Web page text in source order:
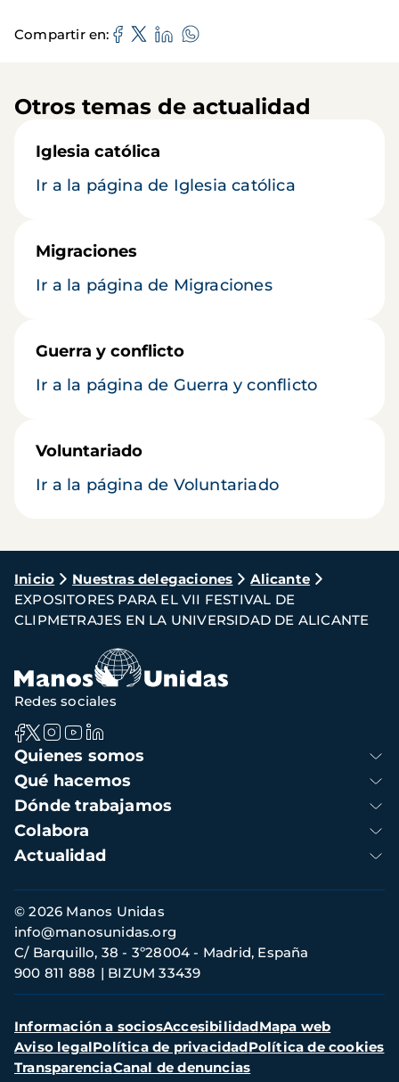
Compartir en
Otros temas de actualidad
Iglesia católica
Ir a la página de Iglesia católica
Migraciones
Ir a la página de Migraciones
Guerra y conflicto
Ir a la página de Guerra y conflicto
Voluntariado
Ir a la página de Voluntariado
Ruta
de
navegación
Inicio Nuestras delegaciones
Alicante
EXPOSITORES PARA EL VII FESTIVAL DE
CLIPMETRAJES EN LA UNIVERSIDAD DE ALICANTE
Navegación
principal
Quienes somos
Qué hacemos
Dónde trabajamos
Colabora
Actualidad
Redes sociales
Información
de
contacto
© 2026 Manos Unidas
C/ Barquillo, 38 - 3º28004 - Madrid, España
900 811 888
BIZUM 33439
info@manosunidas.org
Menú
secundario
Información a sociosAccesibilidadMapa web
Aviso legalPolítica de privacidadPolítica de cookies
TransparenciaCanal de denuncias